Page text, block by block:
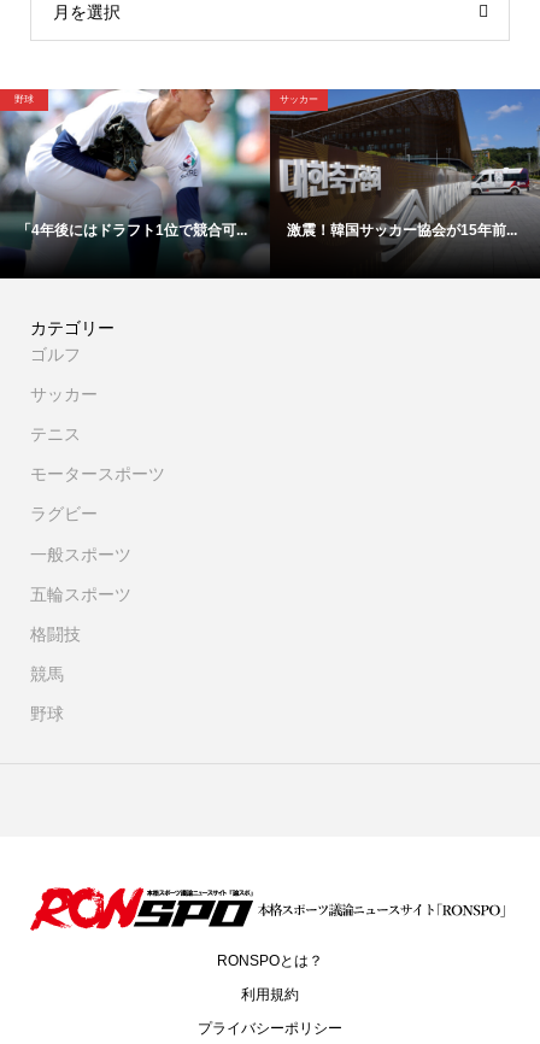
月を選択
サッカー
激震！韓国サッカー協会が15年前...
野球
【映像】これが4年後ドラ1間違い...
カテゴリー
ゴルフ
サッカー
テニス
モータースポーツ
ラグビー
一般スポーツ
五輪スポーツ
格闘技
競馬
野球
RONSPOとは？
利用規約
プライバシーポリシー